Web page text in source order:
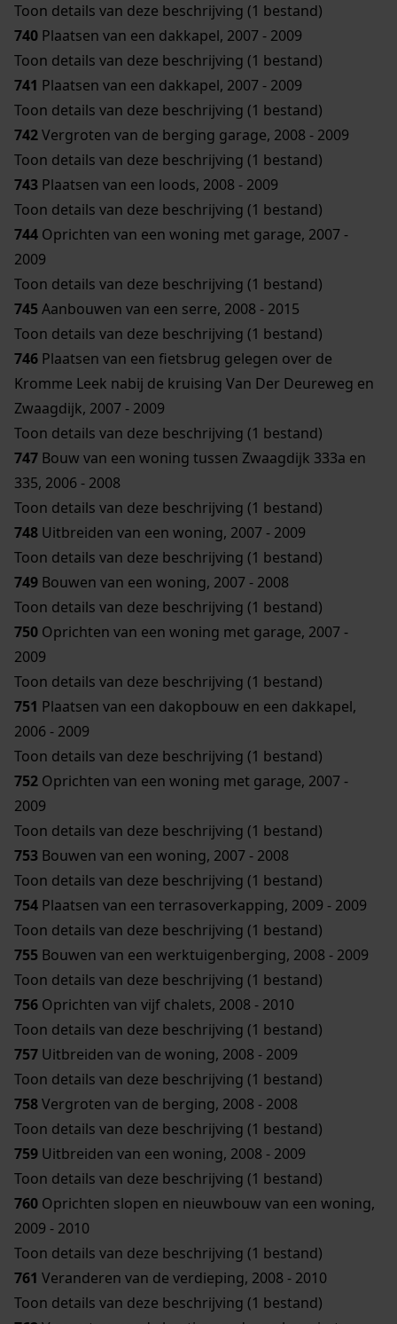
Toon details van deze beschrijving (1 bestand)
740 Plaatsen van een dakkapel, 2007 - 2009
Toon details van deze beschrijving (1 bestand)
741 Plaatsen van een dakkapel, 2007 - 2009
Toon details van deze beschrijving (1 bestand)
742Vergroten van de berging garage, 2008 - 2009
Toon details van deze beschrijving (1 bestand)
743 Plaatsen van een loods, 2008 - 2009
Toon details van deze beschrijving (1 bestand)
744 Oprichten van een woning met garage, 2007 -
2009
Toon details van deze beschrijving (1 bestand)
745Aanbouwen van een serre, 2008 - 2015
Toon details van deze beschrijving (1 bestand)
746 Plaatsen van een fietsbrug gelegen over de
Kromme Leek nabij de kruising Van Der Deureweg en
Zwaagdijk, 2007 - 2009
Toon details van deze beschrijving (1 bestand)
747 Bouw van een woning tussen Zwaagdijk 333a en
335, 2006 - 2008
Toon details van deze beschrijving (1 bestand)
748 Uitbreiden van een woning, 2007 - 2009
Toon details van deze beschrijving (1 bestand)
749 Bouwen van een woning, 2007 - 2008
Toon details van deze beschrijving (1 bestand)
750 Oprichten van een woning met garage, 2007 -
2009
Toon details van deze beschrijving (1 bestand)
751 Plaatsen van een dakopbouw en een dakkapel,
2006 - 2009
Toon details van deze beschrijving (1 bestand)
752 Oprichten van een woning met garage, 2007 -
2009
Toon details van deze beschrijving (1 bestand)
753 Bouwen van een woning, 2007 - 2008
Toon details van deze beschrijving (1 bestand)
754 Plaatsen van een terrasoverkapping, 2009 - 2009
Toon details van deze beschrijving (1 bestand)
755 Bouwen van een werktuigenberging, 2008 - 2009
Toon details van deze beschrijving (1 bestand)
756 Oprichten van vijf chalets, 2008 - 2010
Toon details van deze beschrijving (1 bestand)
757 Uitbreiden van de woning, 2008 - 2009
Toon details van deze beschrijving (1 bestand)
758Vergroten van de berging, 2008 - 2008
Toon details van deze beschrijving (1 bestand)
759 Uitbreiden van een woning, 2008 - 2009
Toon details van deze beschrijving (1 bestand)
760 Oprichten slopen en nieuwbouw van een woning,
2009 - 2010
Toon details van deze beschrijving (1 bestand)
761 Veranderen van de verdieping, 2008 - 2010
Toon details van deze beschrijving (1 bestand)